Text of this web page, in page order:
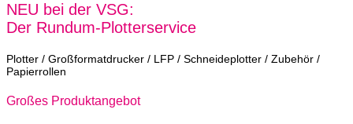
NEU bei der VSG:
Der Rundum-Plotterservice
Plotter / Großformatdrucker / LFP / Schneideplotter / Zubehör /
Papierrollen
Großes Produktangebot